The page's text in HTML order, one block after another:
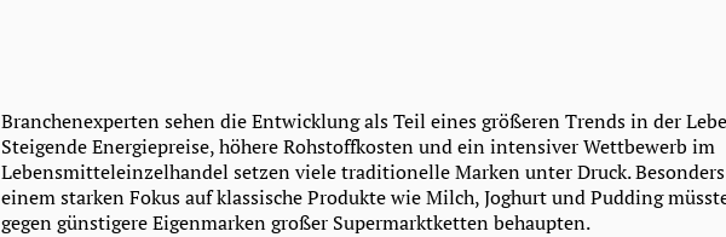
Branchenexperten sehen die Entwicklung als Teil eines größeren Trends in der
Steigende Energiepreise, höhere Rohstoffkosten und ein intensiver Wettbewerb im
Lebensmitteleinzelhandel setzen viele traditionelle Marken unter Druck.
einem starken Fokus auf klassische Produkte wie Milch, Joghurt und Pudding
gegen günstigere Eigenmarken großer Supermarktketten behaupten.